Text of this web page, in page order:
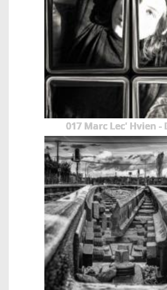
017 Marc Lec' Hvien -